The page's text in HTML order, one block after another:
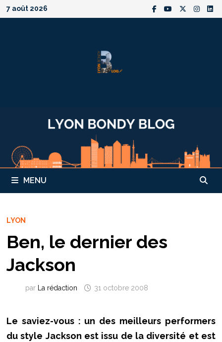
Passer
au
7 août 2026
MENU
LYON
Ben, le dernier des
Jackson
par La rédaction 31 octobre 2008
Le saviez-vous : un des meilleurs performers
du style Jackson est issu de la diversité et est